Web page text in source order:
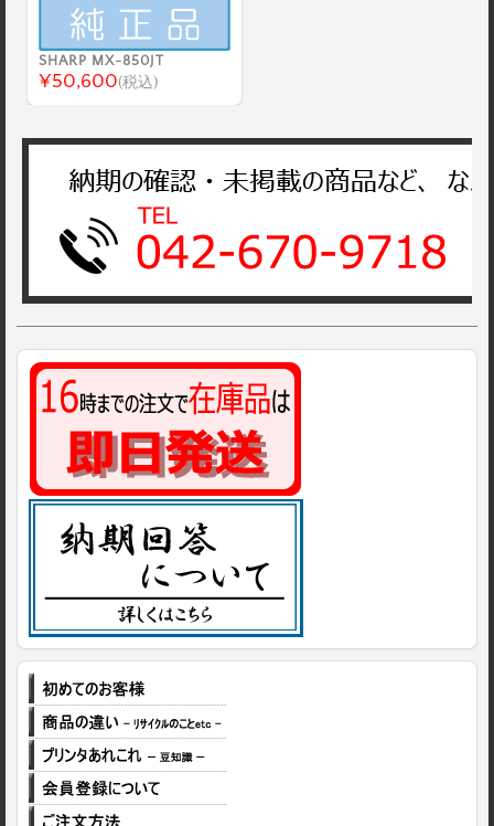
SHARP MX-850JT
¥50,600(税込)